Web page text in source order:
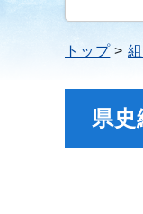
トップ
県